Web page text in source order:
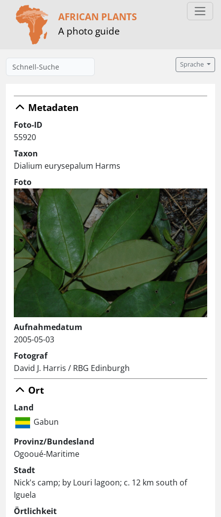
AFRICAN PLANTS
A photo guide
Sprache
Metadaten
Foto-ID
55920
Taxon
Dialium eurysepalum Harms
Foto
Aufnahmedatum
2005-05-03
Fotograf
David J. Harris / RBG Edinburgh
Ort
Land
Gabun
Provinz/Bundesland
Ogooué-Maritime
Stadt
Nick's camp; by Louri lagoon; c. 12 km south of
Iguela
Örtlichkeit